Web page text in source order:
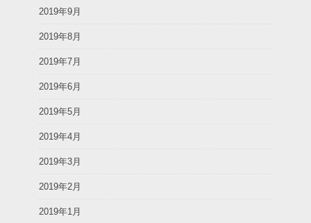
2019年9月
2019年8月
2019年7月
2019年6月
2019年5月
2019年4月
2019年3月
2019年2月
2019年1月